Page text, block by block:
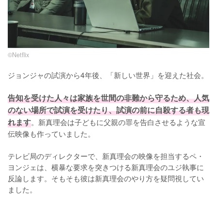
©︎Netflix
ジョンジャの試演から4年後、「新しい世界」を迎えた社会。
告知を受けた人々は家族を世間の非難から守るため、人気
のない場所で試演を受けたり、試演の前に自殺する者も現
れます。新真理会は子どもに父親の罪を告白させるような宣
伝映像も作っていました。
テレビ局のディレクターで、新真理会の映像を担当するペ・
ヨンジェは、横暴な要求を突きつける新真理会のユジ執事に
反論します。そもそも彼は新真理会のやり方を疑問視してい
ました。